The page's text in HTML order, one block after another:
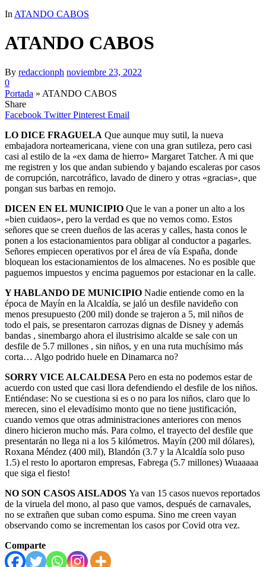
In ATANDO CABOS
ATANDO CABOS
By redaccionph noviembre 23, 2022
0
Portada » ATANDO CABOS
Share
Facebook Twitter Pinterest Email
LO DICE FRAGUELA Que aunque muy sutil, la nueva
embajadora norteamericana, viene con una gran sutileza, pero casi
casi al estilo de la «ex dama de hierro» Margaret Tatcher. A mi que
me registren y los que andan subiendo y bajando escaleras por casos
de corrupción, narcotráfico, lavado de dinero y otras «gracias», que
pongan sus barbas en remojo.
DICEN EN EL MUNICIPIO Que le van a poner un alto a los
«bien cuidaos», pero la verdad es que no vemos como. Estos
señores que se creen dueños de las aceras y calles, hasta conos le
ponen a los estacionamientos para obligar al conductor a pagarles.
Señores empiecen operativos por el área de vía España, donde
bloquean los estacionamientos de los almacenes. No es posible que
paguemos impuestos y encima paguemos por estacionar en la calle.
Y HABLANDO DE MUNICIPIO Nadie entiende como en la
época de Mayín en la Alcaldía, se jaló un desfile navideño con
menos presupuesto (200 mil) donde se trajeron a 5, mil niños de
todo el pais, se presentaron carrozas dignas de Disney y además
bandas , sinembargo ahora el ilustrisimo alcalde se sale con un
desfile de 5.7 millones , sin niños, y en una ruta muchísimo más
corta… Algo podrido huele en Dinamarca no?
SORRY VICE ALCALDESA Pero en esta no podemos estar de
acuerdo con usted que casi llora defendiendo el desfile de los niños.
Entiéndase: No se cuestiona si es o no para los niños, claro que lo
merecen, sino el elevadísimo monto que no tiene justificación,
cuando vemos que otras administraciones anteriores con menos
dinero hicieron mucho más. Para colmo, el trayecto del desfile que
presentarán no llega ni a los 5 kilómetros. Mayín (200 mil dólares),
Roxana Méndez (400 mil), Blandón (3.7 y la Alcaldía solo puso
1.5) el resto lo aportaron empresas, Fabrega (5.7 millones) Wuaaaaa
que siga el fiesto!
NO SON CASOS AISLADOS Ya van 15 casos nuevos reportados
de la viruela del mono, al paso que vamos, después de carnavales,
no se extrañen que suban como espuma. Sino me creen vayan
observando como se incrementan los casos por Covid otra vez.
Comparte